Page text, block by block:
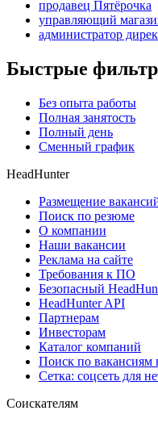
продавец Пятёрочка
управляющий
администратор
Быстрые
Без опыта работы
Полная занятость
Полный день
Сменный график
HeadHunter
Размещение
Поиск по резюме
О компании
Наши вакансии
Реклама на сайте
Требования к ПО
Безопасный
HeadHunter API
Партнерам
Инвесторам
Каталог компаний
Поиск по вакансиям
Сетка: соцсеть для
Соискателям